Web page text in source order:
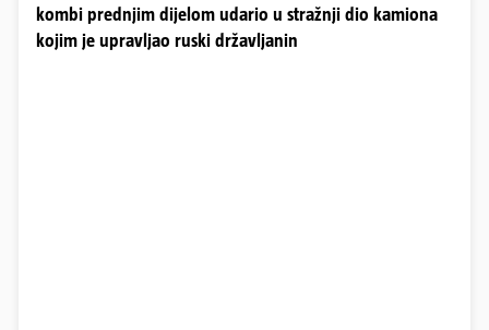
kombi prednjim dijelom udario u stražnji dio kamiona
kojim je upravljao ruski državljanin